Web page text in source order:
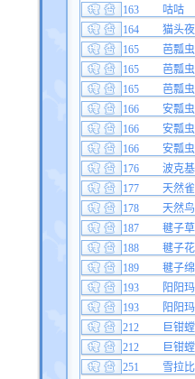
163
咕咕
164
猫头
165
芭瓢虫
165
芭瓢虫
165
芭瓢虫
166
安瓢虫
166
安瓢虫
166
安瓢虫
176
波克
177
天然雀
178
天然鸟
187
毽子草
188
毽子花
189
毽子绵
193
阳阳玛
193
阳阳玛
212
巨钳
212
巨钳
251
雪拉比